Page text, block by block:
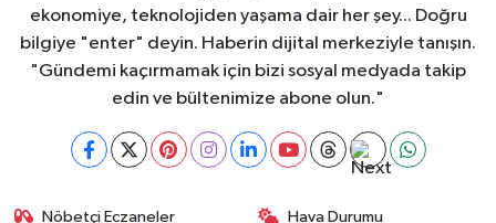
ekonomiye, teknolojiden yaşama dair her şey... Doğru
bilgiye "enter" deyin. Haberin dijital merkeziyle tanışın.
"Gündemi kaçırmamak için bizi sosyal medyada takip
edin ve bültenimize abone olun."
Nöbetçi Eczaneler Hava Durumu